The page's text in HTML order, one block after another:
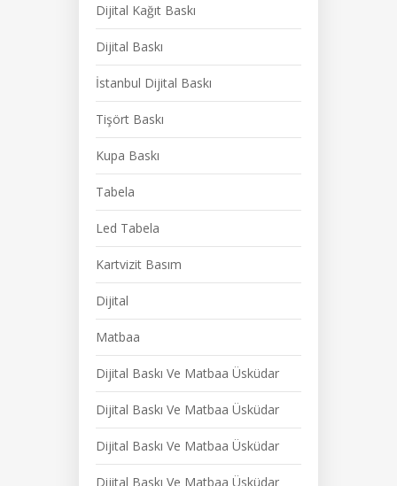
Dijital Kağıt Baskı
Dijital Baskı
İstanbul Dijital Baskı
Tişört Baskı
Kupa Baskı
Tabela
Led Tabela
Kartvizit Basım
Dijital
Matbaa
Dijital Baskı Ve Matbaa Üsküdar
Dijital Baskı Ve Matbaa Üsküdar
Dijital Baskı Ve Matbaa Üsküdar
Dijital Baskı Ve Matbaa Üsküdar